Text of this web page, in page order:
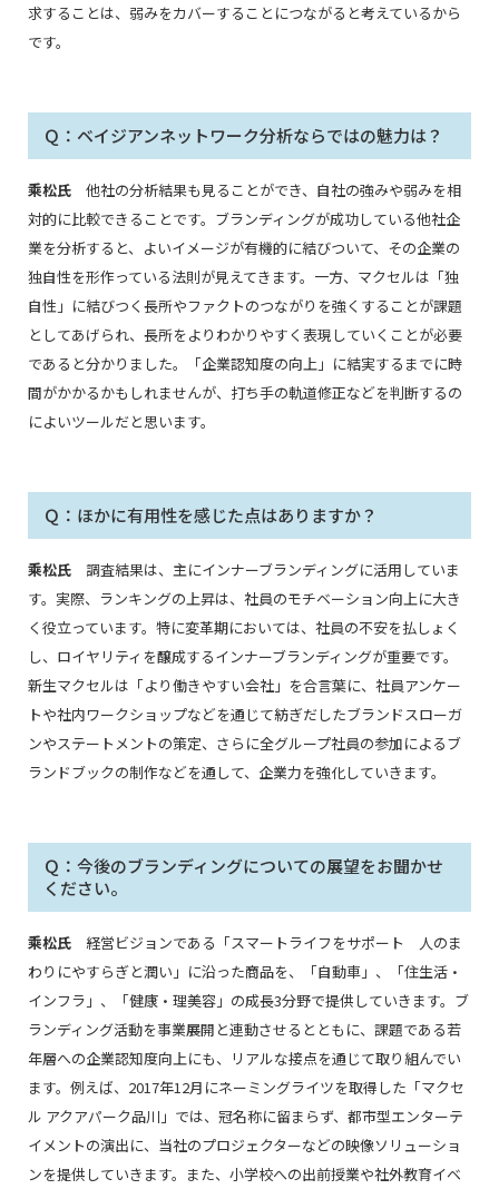
求することは、弱みをカバーすることにつながると考えているから
です。
Ｑ：ベイジアンネットワーク分析ならではの魅力は？
乘松氏 他社の分析結果も見ることができ、自社の強みや弱みを相
対的に比較できることです。ブランディングが成功している他社企
業を分析すると、よいイメージが有機的に結びついて、その企業の
独自性を形作っている法則が見えてきます。一方、マクセルは「独
自性」に結びつく長所やファクトのつながりを強くすることが課題
としてあげられ、長所をよりわかりやすく表現していくことが必要
であると分かりました。
「企業認知度の向上」 に結実するまでに時
間がかかるかもしれませんが、打ち手の軌道修正などを判断するの
によいツールだと思います。
Ｑ：ほかに有用性を感じた点はありますか？
乘松氏 調査結果は、主にインナーブランディングに活用していま
す。実際、ランキングの上昇は、社員のモチベーション向上に大き
く役立っています。特に変革期においては、社員の不安を払しょく
し、ロイヤリティを醸成するインナーブランディングが重要です。
新生マクセルは「より働きやすい会社」を合言葉に、社員アンケー
トや社内ワークショップなどを通じて紡ぎだしたブランドスローガ
ンやステートメントの策定、さらに全グループ社員の参加によるブ
ランドブックの制作などを通して、企業力を強化していきます。
Ｑ：今後のブランディングについての展望をお聞かせ
ください。
乘松氏 経営ビジョンである「スマートライフをサポート 人のま
わりにやすらぎと潤い」に沿った商品を、「自動車」、「住生活・
インフラ」、「健康・理美容」の成長3分野で提供していきます。ブ
ランディング活動を事業展開と連動させるとともに、課題である若
年層への企業認知度向上にも、リアルな接点を通じて取り組んでい
ます。例えば、2017年12月にネーミングライツを取得した「マクセ
ル アクアパーク品川」では、冠名称に留まらず、都市型エンターテ
イメントの演出に、当社のプロジェクターなどの映像ソリューショ
ンを提供していきます。また、小学校への出前授業や社外教育イベ